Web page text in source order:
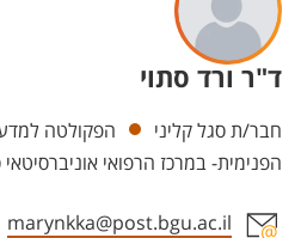
ד"ר ורד סתוי
יחידות
חבר/ת סגל קליני
הפקולטה
הפנימית- במרכז הרפואי אוניברסיטאי
marynkka@post.bgu.ac.il